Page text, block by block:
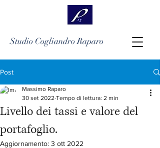
Studio Cogliandro Raparo
Post
Livello dei tassi e valore del
portafoglio.
Massimo Raparo
30 set 2022 Tempo di lettura: 2 min
Aggiornamento: 3 ott 2022